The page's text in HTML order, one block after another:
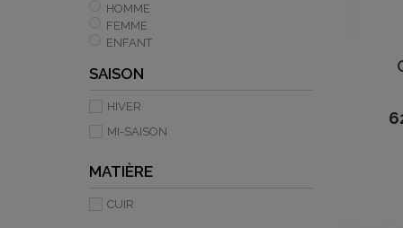
HOMME
FEMME
ENFANT
SAISON
HIVER
MI-SAISON
MATIÈRE
CUIR